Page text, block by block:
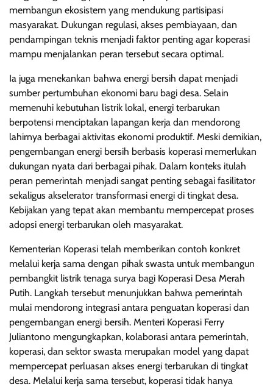
membangun ekosistem yang mendukung partisipasi
masyarakat. Dukungan regulasi, akses pembiayaan, dan
pendampingan teknis menjadi faktor penting agar koperasi
mampu menjalankan peran tersebut secara optimal.
Ia juga menekankan bahwa energi bersih dapat menjadi
sumber pertumbuhan ekonomi baru bagi desa. Selain
memenuhi kebutuhan listrik lokal, energi terbarukan
berpotensi menciptakan lapangan kerja dan mendorong
lahirnya berbagai aktivitas ekonomi produktif. Meski demikian,
pengembangan energi bersih berbasis koperasi memerlukan
dukungan nyata dari berbagai pihak. Dalam konteks itulah
peran pemerintah menjadi sangat penting sebagai fasilitator
sekaligus akselerator transformasi energi di tingkat desa.
Kebijakan yang tepat akan membantu mempercepat proses
adopsi energi terbarukan oleh masyarakat.
Kementerian Koperasi telah memberikan contoh konkret
melalui kerja sama dengan pihak swasta untuk membangun
pembangkit listrik tenaga surya bagi Koperasi Desa Merah
Putih. Langkah tersebut menunjukkan bahwa pemerintah
mulai mendorong integrasi antara penguatan koperasi dan
pengembangan energi bersih. Menteri Koperasi Ferry
Juliantono mengungkapkan, kolaborasi antara pemerintah,
koperasi, dan sektor swasta merupakan model yang dapat
mempercepat perluasan akses energi terbarukan di tingkat
desa. Melalui kerja sama tersebut, koperasi tidak hanya